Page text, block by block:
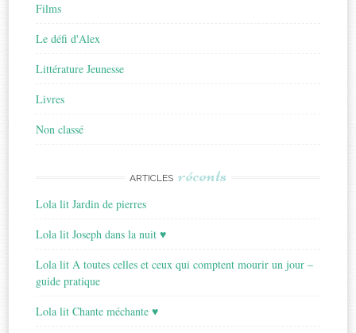
Films
Le défi d'Alex
Littérature Jeunesse
Livres
Non classé
ARTICLES récents
Lola lit Jardin de pierres
Lola lit Joseph dans la nuit ♥
Lola lit A toutes celles et ceux qui comptent mourir un jour –
guide pratique
Lola lit Chante méchante ♥